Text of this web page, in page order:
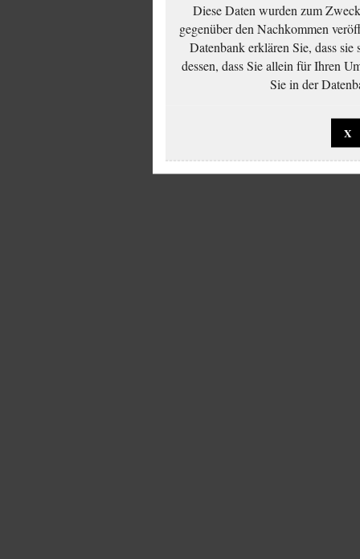
Diese Daten wurden zum
gegenüber den Nachkommen
Datenbank erklären Sie, dass sie
dessen, dass Sie allein für Ihren
Sie in der
X